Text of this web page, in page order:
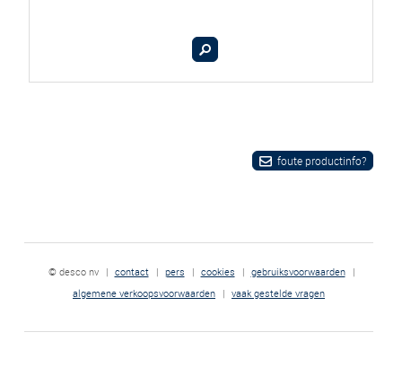
foute productinfo?
© desco nv | contact | pers | cookies | gebruiksvoorwaarden
|
algemene verkoopsvoorwaarden | vaak gestelde vragen